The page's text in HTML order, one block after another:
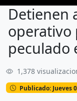
Detienen
operativo
peculado
1,378
Publicado: Jueves